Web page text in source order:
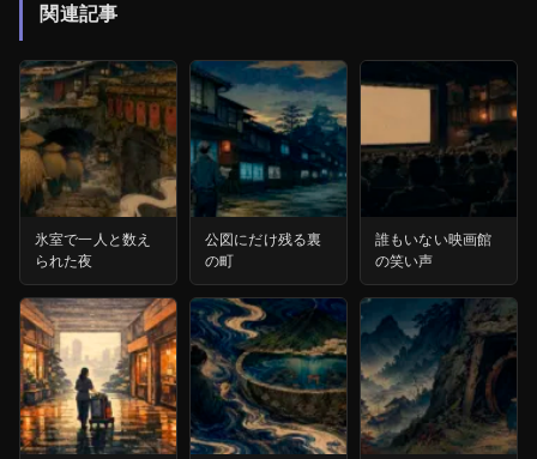
関連記事
氷室で一人と数え
られた夜
公図にだけ残る裏
の町
誰もいない映画館
の笑い声